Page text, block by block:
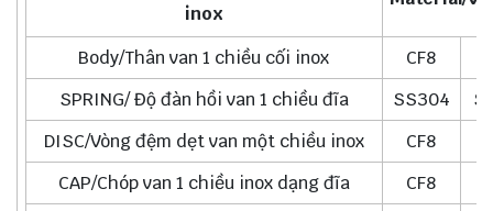
inox
Body/Thân van 1 chiều cối inox CF8
SPRING/ Độ đàn hồi van 1 chiều đĩa
SS304
DISC/Vòng đệm dẹt van một chiều inox
CF8
CAP/Chóp van 1 chiều inox dạng đĩa
CF8